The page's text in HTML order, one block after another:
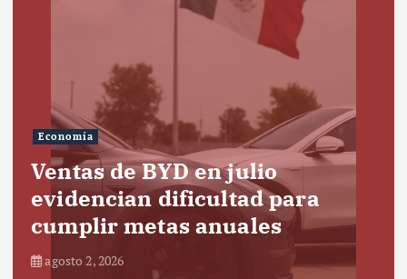
Economía
Ventas de BYD en julio
evidencian dificultad para
cumplir metas anuales
agosto 2, 2026